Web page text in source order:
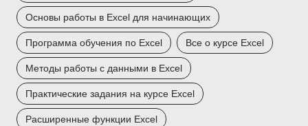
Основы работы в Excel для начинающих
Программа обучения по Excel Все о курсе Excel
Методы работы с данными в Excel
Практические задания на курсе Excel
Расширенные функции Excel